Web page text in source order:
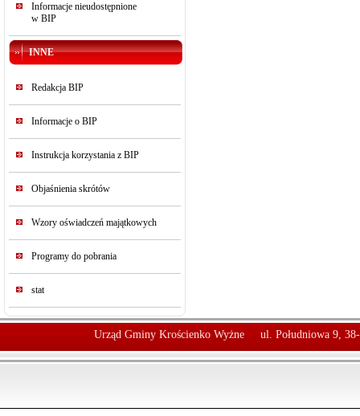
Informacje nieudostępnione
w BIP
INNE
Redakcja BIP
Informacje o BIP
Instrukcja korzystania z BIP
Objaśnienia skrótów
Wzory oświadczeń majątkowych
Programy do pobrania
stat
Urząd Gminy Krościenko Wyżne ul. Południowa 9,